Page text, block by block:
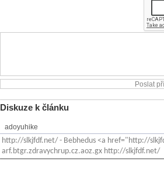
Diskuze k článku
adoyuhike
http://slkjfdf.net/ - Bebhedus <a href="http://
arf.btgr.zdravychrup.cz.aoz.gx http://slkjfdf.net/